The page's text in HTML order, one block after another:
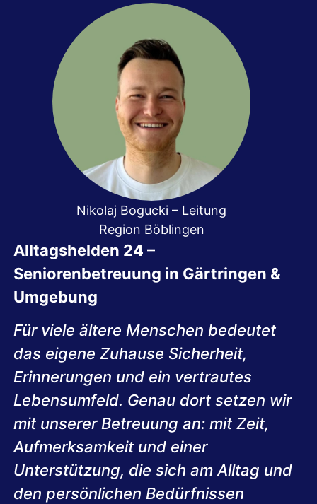
Nikolaj Bogucki – Leitung
Region Böblingen
Alltagshelden 24 –
Seniorenbetreuung in Gärtringen &
Umgebung
Für viele ältere Menschen bedeutet
das eigene Zuhause Sicherheit,
Erinnerungen und ein vertrautes
Lebensumfeld. Genau dort setzen wir
mit unserer Betreuung an: mit Zeit,
Aufmerksamkeit und einer
Unterstützung, die sich am Alltag und
den persönlichen Bedürfnissen